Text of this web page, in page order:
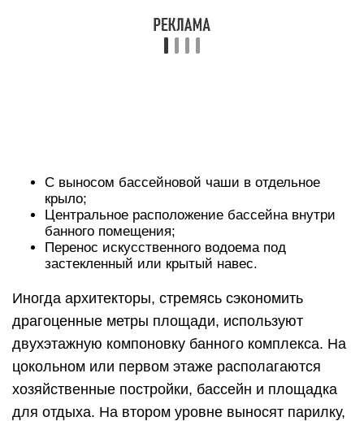
С выносом бассейновой чаши в отдельное
крыло;
Центральное расположение бассейна внутри
банного помещения;
Перенос искусственного водоема под
застекленный или крытый навес.
Иногда архитекторы, стремясь сэкономить
драгоценные метры площади, используют
двухэтажную компоновку банного комплекса. На
цокольном или первом этаже располагаются
хозяйственные постройки, бассейн и площадка
для отдыха. На втором уровне выносят парилку,